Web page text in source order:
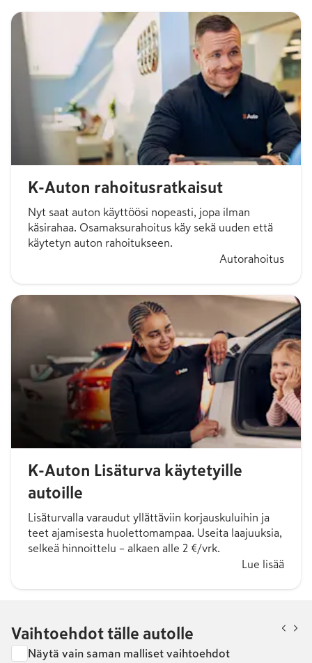
K-Auton rahoitusratkaisut
Nyt saat auton käyttöösi nopeasti, jopa ilman
käsirahaa. Osamaksurahoitus käy sekä uuden että
käytetyn auton rahoitukseen.
Autorahoitus
K-Auton Lisäturva käytetyille
autoille
Lisäturvalla varaudut yllättäviin korjauskuluihin ja
teet ajamisesta huolettomampaa. Useita laajuuksia,
selkeä hinnoittelu – alkaen alle 2 €/vrk.
Lue lisää
Vaihtoehdot tälle autolle
Näytä vain saman malliset vaihtoehdot